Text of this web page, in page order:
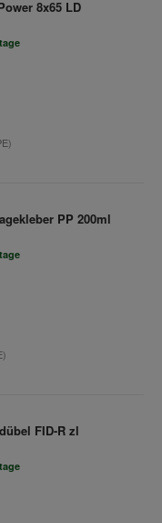
8x65 LD
PP 200ml
FID-R zl